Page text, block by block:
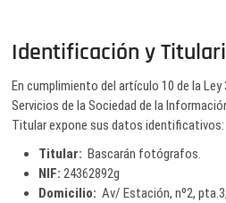
Identificación y
En cumplimiento del artículo 10 de la Ley
Servicios de la Sociedad de la
Titular expone sus datos identificativos:
Titular: Bascarán fotógrafos.
NIF: 24362892g
Domicilio: Av/ Estación, nº2,